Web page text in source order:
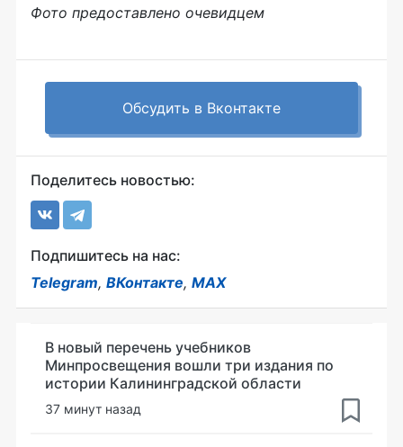
Фото предоставлено очевидцем
Обсудить в Вконтакте
Поделитесь новостью:
Подпишитесь на нас:
Telegram, ВКонтакте, MAX
В новый перечень учебников
Минпросвещения вошли три издания по
истории Калининградской области
37 минут назад